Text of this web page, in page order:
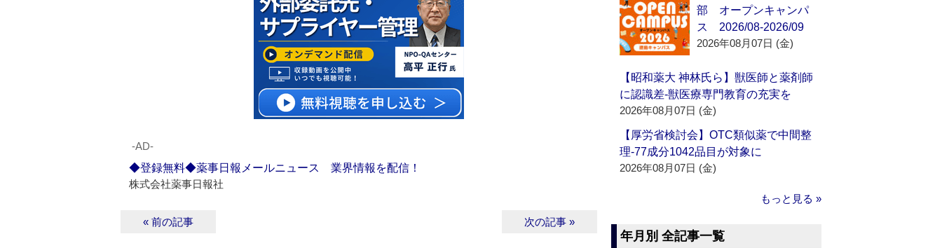
‐AD‐
◆登録無料◆薬事日報メールニュース 業界情報を配信！
株式会社薬事日報社
« 前の記事 次の記事 »
部 オープンキャンパ
ス 2026/08-2026/09
2026年08月07日 (金)
【昭和薬大 神林氏ら】獣医師と薬剤師
に認識差‐獣医療専門教育の充実を
2026年08月07日 (金)
【厚労省検討会】OTC類似薬で中間整
理‐77成分1042品目が対象に
2026年08月07日 (金)
もっと見る »
年月別 全記事一覧